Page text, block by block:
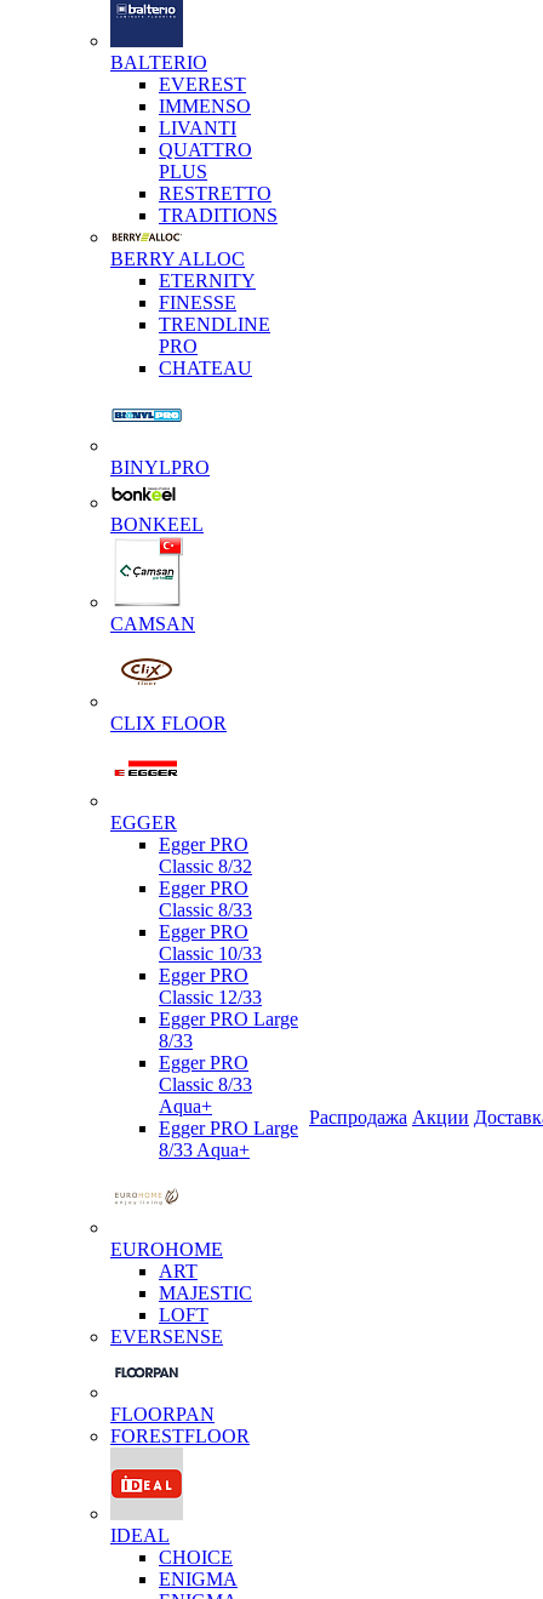
BALTERIO
EVEREST
IMMENSO
LIVANTI
QUATTRO
PLUS
RESTRETTO
TRADITIONS
BERRY ALLOC
ETERNITY
FINESSE
TRENDLINE
PRO
CHATEAU
BINYLPRO
BONKEEL
CAMSAN
CLIX FLOOR
EGGER
Egger PRO
Classic 8/32
Egger PRO
Classic 8/33
Egger PRO
Classic 10/33
Egger PRO
Classic 12/33
Egger PRO Large
8/33
Egger PRO
Classic 8/33
Aqua+
Egger PRO Large
8/33 Aqua+
EUROHOME
ART
MAJESTIC
LOFT
EVERSENSE
FLOORPAN
FORESTFLOOR
IDEAL
CHOICE
ENIGMA
Распродажа Акции